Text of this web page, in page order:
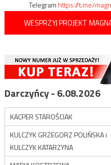
Telegramhttps://t.me/
WESPRZYJ PROJEKT
Darczyńcy - 6.08.2026
KACPER STAROŚCIAK
KULCZYK GRZEGORZ POLIŃSKA i
KULCZYK KATARZYNA